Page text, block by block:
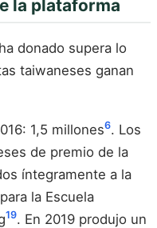
la plataforma
donado supera lo
taiwaneses ganan
1,5 millones6. Los
de premio de la
íntegramente a la
la Escuela
19. En 2019 produjo un